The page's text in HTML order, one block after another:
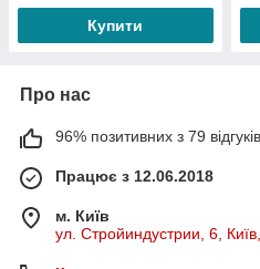
Купити
Про нас
96% позитивних з 79
Працює з 12.06.2018
м. Київ
ул. Стройиндустрии, 6,